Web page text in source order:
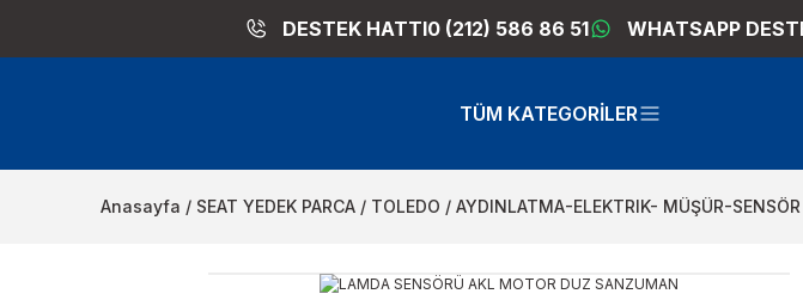
DESTEK HATTI0 (212) 586 86 51 WHATSAPP
TÜM KATEGORİLER
Anasayfa SEAT YEDEK PARCA TOLEDO AYDINLATMA-ELEKTRIK- MÜŞÜR-SENSÖR